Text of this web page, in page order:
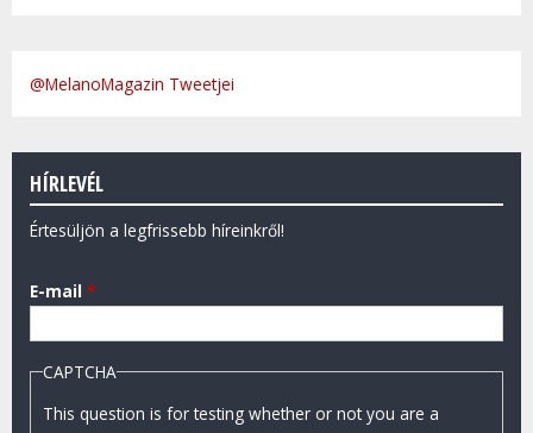
@MelanoMagazin Tweetjei
HÍRLEVÉL
Értesüljön a legfrissebb híreinkről!
E-mail *
CAPTCHA
This question is for testing whether or not you are a